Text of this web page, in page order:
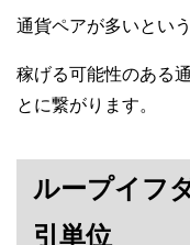
通貨ペアが多いとい
稼げる可能性のある
とに繋がります。
ループイフ
引単位